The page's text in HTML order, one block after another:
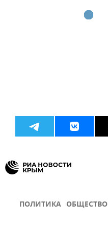
ПОЛИТИКА ОБЩЕСТВО